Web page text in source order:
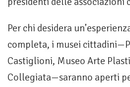
Per chi desidera
completa, i musei
Castiglioni, Museo Arte
Collegiata—saranno aperti